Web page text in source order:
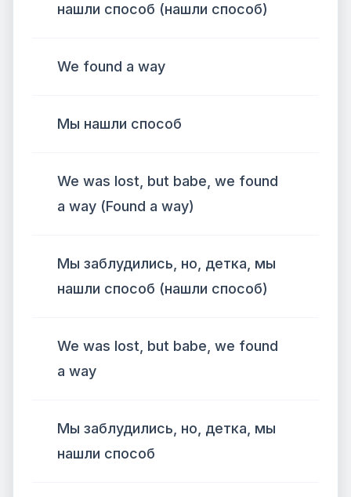
нашли способ (нашли способ)
We found a way
Мы нашли способ
We was lost, but babe, we found
a way (Found a way)
Мы заблудились, но, детка, мы
нашли способ (нашли способ)
We was lost, but babe, we found
a way
Мы заблудились, но, детка, мы
нашли способ